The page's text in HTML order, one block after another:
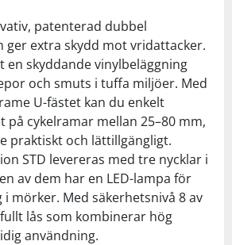
patenterad dubbel
ger extra skydd mot vridattacker.
en skyddande vinylbeläggning
och smuts i tuffa miljöer. Med
U-fästet kan du enkelt
cykelramar mellan 25–80 mm,
praktiskt och lättillgängligt.
STD levereras med tre nycklar i
av dem har en LED-lampa för
mörker. Med säkerhetsnivå 8 av
lås som kombinerar hög
användning.